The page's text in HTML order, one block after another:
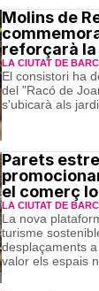
Molins de
reforçarà la
LA CIUTAT DE
El consistori ha
del "Racó de
s'ubicarà als
Parets
el comerç
LA CIUTAT DE
La nova
turisme
desplaçaments
valor els espais